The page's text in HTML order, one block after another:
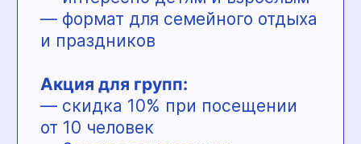
Центр «Сверху» —
пространство спорта и развития
для детей и взрослых. Центр
аккредитован Минспорта как